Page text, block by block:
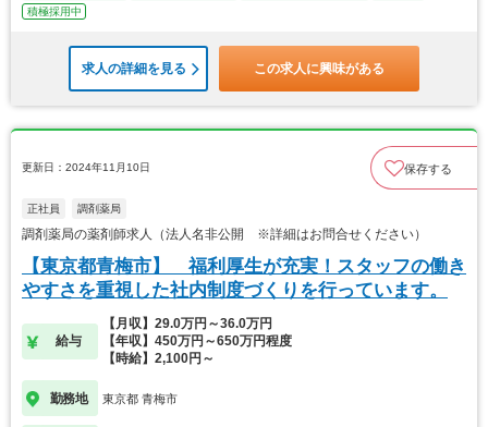
積極採用中
求人の詳細を見る この求人に興味がある
更新日：2024年11月10日 保存する
正社員 調剤薬局
調剤薬局の薬剤師求人（法人名非公開 ※詳細はお問合せください）
【東京都青梅市】 福利厚生が充実！スタッフの働き
やすさを重視した社内制度づくりを行っています。
給与
【月収】29.0万円～36.0万円
【年収】450万円～650万円程度
【時給】2,100円～
勤務地 東京都 青梅市